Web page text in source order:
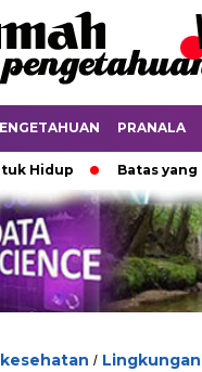
PRANALA
Batas yang
kesehatan / Lingkungan